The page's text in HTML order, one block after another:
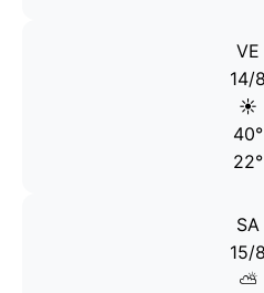
VE
14/8
☀️
40°
22°
SA
15/8
⛅